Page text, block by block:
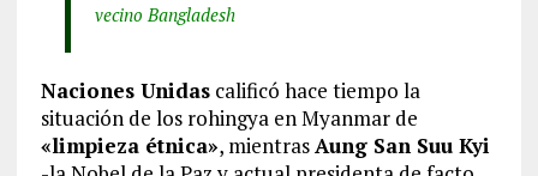
vecino Bangladesh
Naciones Unidascalificó hace tiempo la
situación de los rohingya en Myanmar de
«limpieza étnica», mientrasAung San Suu Kyi